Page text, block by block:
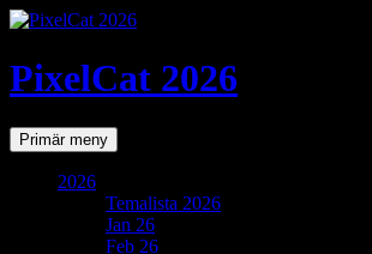
PixelCat 2026
SökPrimär meny Gå
till
2026
Temalista 2026
Jan 26
Feb 26